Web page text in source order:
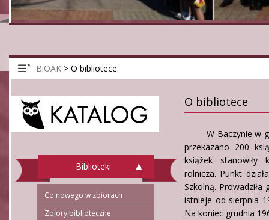
BiOAK > O bibliotece
Biblioteki
Co nowego w zbiorach
Zbiory biblioteczne
O bibliotece
W Baczynie w
przekazano 200
książek stanowiły
rolnicza. Punkt
Szkolną. Prowadziła
istnieje od sierpnia
Na koniec grudnia